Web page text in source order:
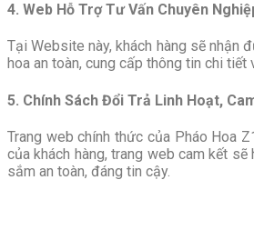
4. Web Hỗ Trợ Tư Vấn Chuyên
Tại Website này, khách hàng sẽ nhận
hoa an toàn, cung cấp thông tin chi
5. Chính Sách Đổi Trả Linh Hoạt,
Trang web chính thức của Pháo Hoa
của khách hàng, trang web cam kết
sắm an toàn, đáng tin cậy.